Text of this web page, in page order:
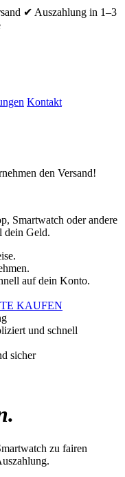
✔ Auszahlung in 1–3
Kontakt
den Versand!
Smartwatch oder andere
dein Geld.
auf dein Konto.
KAUFEN
und schnell
sicher
zu fairen